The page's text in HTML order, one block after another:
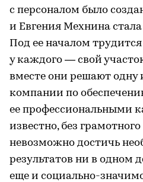
с персоналом было
и Евгения Мехнина
Под ее началом трудится
у каждого — свой
вместе они решают одну
компании по
ее профессиональными
известно, без
невозможно достичь
результатов ни в одном
еще и социально-